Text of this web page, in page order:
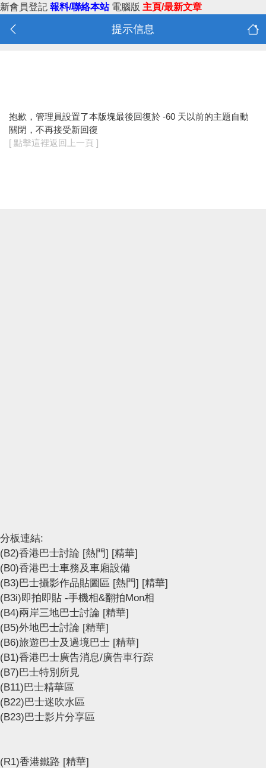
新會員登記 報料/聯絡本站 電腦版 主頁/最新文章
提示信息
抱歉，管理員設置了本版塊最後回復於 -60 天以前的主題自動
關閉，不再接受新回復
[ 點擊這裡返回上一頁 ]
分板連結:
(B2)香港巴士討論 [熱門] [精華]
(B0)香港巴士車務及車廂設備
(B3)巴士攝影作品貼圖區 [熱門] [精華]
(B3i)即拍即貼 -手機相&翻拍Mon相
(B4)兩岸三地巴士討論 [精華]
(B5)外地巴士討論 [精華]
(B6)旅遊巴士及過境巴士 [精華]
(B1)香港巴士廣告消息/廣告車行踪
(B7)巴士特別所見
(B11)巴士精華區
(B22)巴士迷吹水區
(B23)巴士影片分享區
(R1)香港鐵路 [精華]